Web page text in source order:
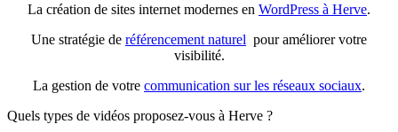
La création de sites internet modernes en WordPress à Herve.
Une stratégie de référencement naturel pour améliorer votre
visibilité.
La gestion de votre communication sur les réseaux sociaux.
Quels types de vidéos proposez-vous à Herve ?